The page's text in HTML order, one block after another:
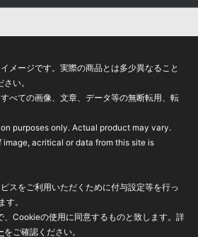
メージです。実際の商品とは多少異なること
い。
べての画像、文章、データ等の無断転用、転
purposes only. Actual product may vary.
image, acritical or data from this site is
スをご利用いただくために付与設定等を行っ
す。
Cookieの使用に同意するものと致します。詳
をご確認ください。